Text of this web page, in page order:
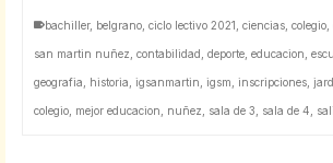
bachiller, belgrano ciclo lectivo 2021 ciencias colegio
san martin nuñez contabilidad deporte educacion
geografia historia igsanmartin igsm inscripciones
colegio mejor educacion nuñez sala de 3 sala de 4